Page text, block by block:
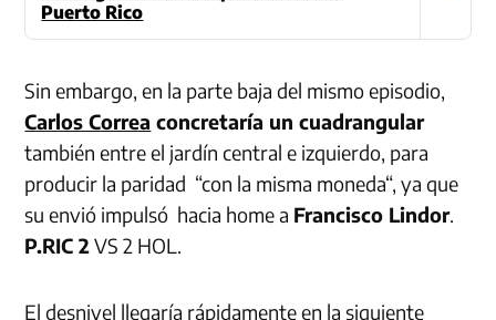
Puerto Rico
Sin embargo, en la parte baja del mismo episodio,
Carlos Correa concretaría un cuadrangular
también entre el jardín central e izquierdo, para
producir la paridad “con la misma moneda“, ya que
su envió impulsó hacia home a Francisco Lindor.
P.RIC 2VS 2 HOL.
El desnivel llegaría rápidamente en la siguiente